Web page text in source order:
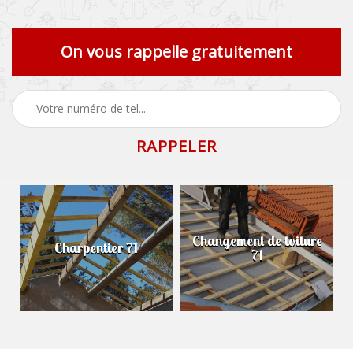
On vous rappelle gratuitement
Charpentier 71 Changement de toiture
71